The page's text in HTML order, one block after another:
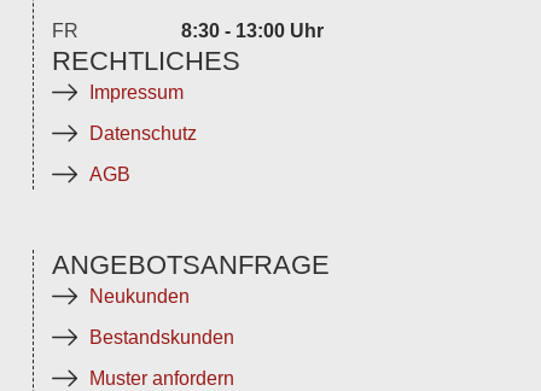
FR 8:30 - 13:00 Uhr
RECHTLICHES
Impressum
Datenschutz
AGB
ANGEBOTSANFRAGE
Neukunden
Bestandskunden
Muster anfordern